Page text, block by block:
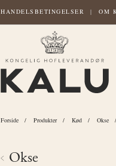
HANDELSBETINGELSER OM
Forside Produkter Kød Okse
Okse